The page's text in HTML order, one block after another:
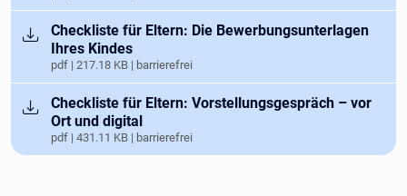
Öffnet in neuem Tab
Checkliste für Eltern: Die Bewerbungsunterlagen
Ihres Kindes
pdf | 217.18 KB | barrierefrei
Öffnet in neuem Tab
Checkliste für Eltern: Vorstellungsgespräch – vor
Ort und digital
pdf | 431.11 KB | barrierefrei